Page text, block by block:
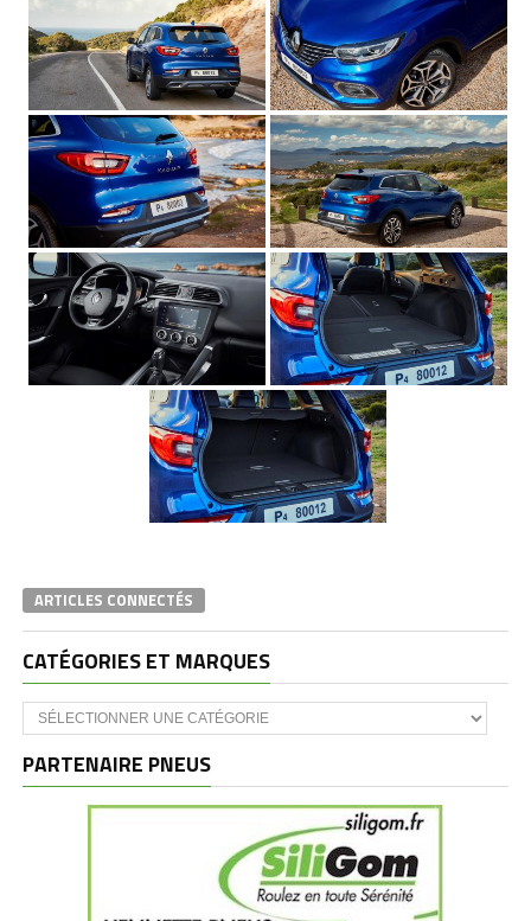
ARTICLES CONNECTÉS
CATÉGORIES ET MARQUES
Catégories
et
PARTENAIRE PNEUS